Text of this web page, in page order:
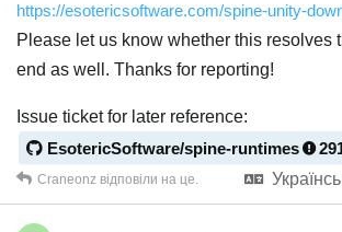
https://esotericsoftware.com/spine-unity-
Please let us know whether this resolves
end as well. Thanks for reporting!
Issue ticket for later reference:
EsotericSoftware/spine-runtimes
Craneonz відповіли на це.